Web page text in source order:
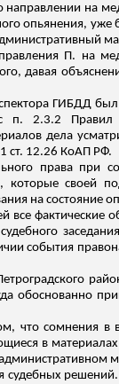
на
опьянения,
П. на
давая
ГИБДД
с п. 2.3.2
дела
ст. 12.26 КоАП РФ.
права при
которые своей
на состояние
фактические
события
обоснованно
что сомнения
в материалах